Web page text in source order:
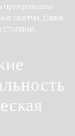
превращаем
скетчи. Даже